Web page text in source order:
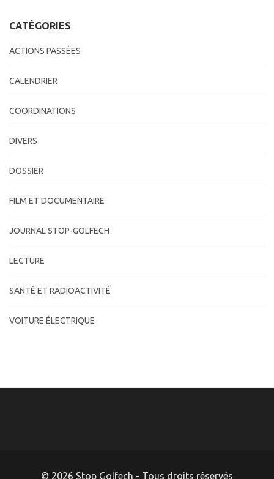
CATÉGORIES
ACTIONS PASSÉES
CALENDRIER
COORDINATIONS
DIVERS
DOSSIER
FILM ET DOCUMENTAIRE
JOURNAL STOP-GOLFECH
LECTURE
SANTÉ ET RADIOACTIVITÉ
VOITURE ÉLECTRIQUE